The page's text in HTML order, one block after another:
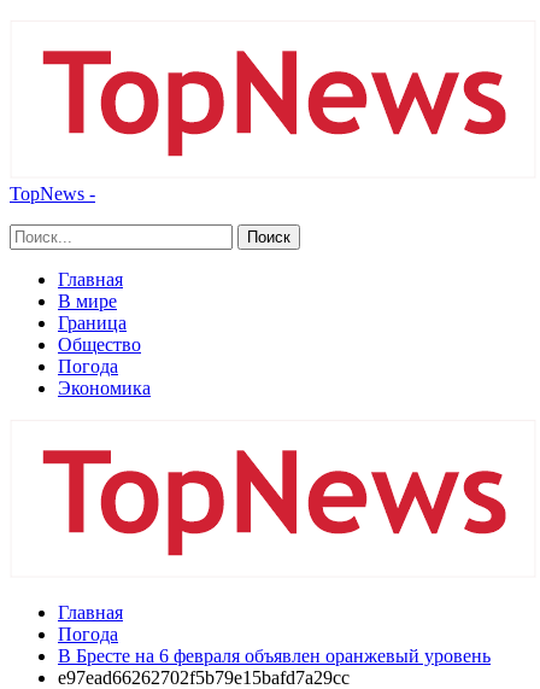
TopNews -
Главная
В мире
Граница
Общество
Погода
Экономика
Главная
Погода
В Бресте на 6 февраля объявлен оранжевый уровень
e97ead66262702f5b79e15bafd7a29cc